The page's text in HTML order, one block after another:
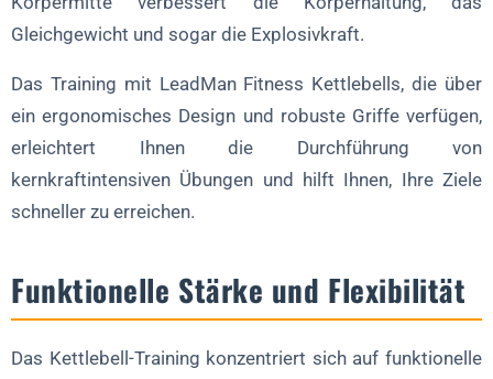
Gleichgewicht und sogar die Explosivkraft.
Das Training mit LeadMan Fitness Kettlebells, die über
ein ergonomisches Design und robuste Griffe verfügen,
erleichtert Ihnen die Durchführung von
kernkraftintensiven Übungen und hilft Ihnen, Ihre Ziele
schneller zu erreichen.
Funktionelle Stärke und Flexibilität
Das Kettlebell-Training konzentriert sich auf funktionelle